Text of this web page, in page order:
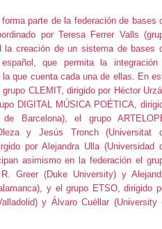
parte de la federación de bases
por Teresa Ferrer Valls
la creación de un sistema de bases
que permita la
que cuenta cada una de ellas. En
CLEMIT, dirigido por Héctor
DIGITAL MÚSICA POÉTICA,
Barcelona), el grupo
y Jesús Tronch (Universitat
por Alejandra Ulla (Universidad
asimismo en la federación el
Greer (Duke University) y
y el grupo ETSO, dirigido
y Álvaro Cuéllar (University